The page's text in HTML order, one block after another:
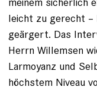
leicht zu gerecht –
geärgert. Das
Herrn Willemsen
Larmoyanz und
höchstem Niveau